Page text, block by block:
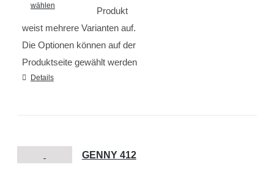
wählen
Produkt
weist mehrere Varianten auf.
Die Optionen können auf der
Produktseite gewählt werden
Details
GENNY 412